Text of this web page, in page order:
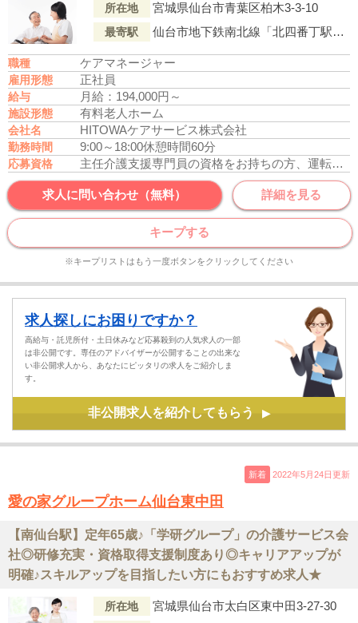
所在地 宮城県仙台市青葉区柏木3-3-10
最寄駅 仙台市地下鉄南北線「北四番丁駅」より仙台市営バス815系統『西中山』行「歯学部・東北会病院前」下車徒歩9分
職種 ケアマネージャー
雇用形態 正社員
給与 月給：194,000円～
施設形態 有料老人ホーム
会社名 HITOWAケアサービス株式会社
勤務時間 9:00～18:00休憩時間60分
応募資格 主任介護支援専門員の資格をお持ちの方、運転免許あれば尚可
求人に問い合わせ（無料） 詳細を見る
キープする
※キープリストはもう一度ボタンをクリックしてください
求人探しにお困りですか？
高給与・託児所付・土日休みなど応募殺到の人気求人の一部
は非公開です。専任のアドバイザーが公開することの出来な
い非公開求人から、あなたにピッタリの求人をご紹介しま
す。
非公開求人を紹介してもらう ▶
新着 2022年5月24日更新
愛の家グループホーム仙台東中田
【南仙台駅】定年65歳♪「学研グループ」の介護サービス会
社◎研修充実・資格取得支援制度あり◎キャリアアップが
明確♪スキルアップを目指したい方にもおすすめ求人★
所在地 宮城県仙台市太白区東中田3-27-30